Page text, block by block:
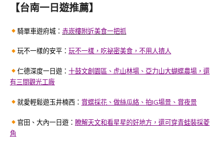
【台南一日遊推薦】
騎單車遊府城： 赤崁樓附近美食一把抓
玩不一樣的安平： 玩不一樣，吃祕密美食，不用人擠人
仁德深度一日遊： 十鼓文創園區、虎山林場、亞力山大蝴蝶農場，還
有三間觀光工廠
就愛輕鬆遊玉井楠西： 賞蝶採花、做絲瓜絡、拍IG場景、賞夜景
官田、大內一日遊： 瞭解天文和看星星的好地方，還可穿青蛙裝採菱
角